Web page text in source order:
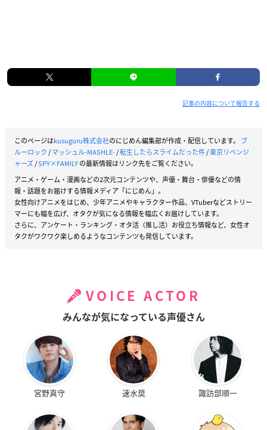
記事の内容について報告する
このページはkusuguru株式会社のにじめん編集部が作成・配信しています。 ブ
ルーロック/マッシュル-MASHLE-/転生したらスライムだった件/東京リベンジ
ャーズ/SPY×FAMILYの最新情報はリンク先をご覧ください。
アニメ・ゲーム・漫画などの2次元コンテンツや、声優・舞台・俳優などの情
報・話題をお届けする情報メディア「にじめん」。
女性向けアニメをはじめ、少年アニメやキャラクター作品、VTuberなどストリー
マーにも幅を広げ、オタクが気になる情報を幅広くお届けしています。
さらに、アンケート・ランキング・オタ活（推し活）お役立ち情報など、女性オ
タクがワクワク楽しめるようなコンテンツも発信しています。
VOICE ACTOR
みんなが気になっている声優さん
宮野真守 速水奨 諏訪部順一